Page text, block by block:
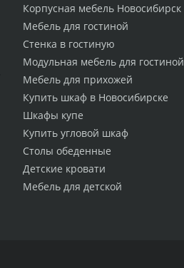
Корпусная мебель Новосибирск
Мебель для гостиной
Стенка в гостиную
Модульная мебель для гостиной
Мебель для прихожей
Купить шкаф в Новосибирске
Шкафы купе
Купить угловой шкаф
Столы обеденные
Детские кровати
Мебель для детской